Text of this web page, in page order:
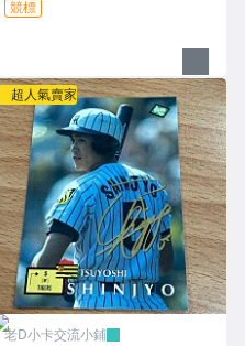
競標
超人氣賣家
老D小卡交流小鋪